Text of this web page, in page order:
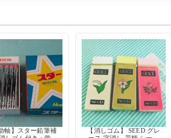
軸】スター鉛筆補
【消しゴム】 SEED グレ